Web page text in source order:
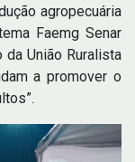
agropecuária
Faemg Senar
União Ruralista
a promover o